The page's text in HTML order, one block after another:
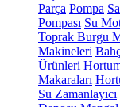
Parça Pompa
Pompası Su
Toprak Burgu
Makineleri
Ürünleri
Makaraları
Su Zamanlayıcı